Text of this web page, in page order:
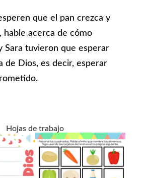
que el pan crezca y
hable acerca de cómo
Sara tuvieron que esperar
de Dios, es decir, esperar
Hojas de trabajo